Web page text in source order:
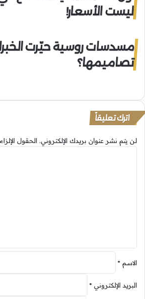
ليست الأسعار!
مسدسات روسية حيّرت
تصاميمها؟
اترك تعليقاً
لن يتم نشر عنوان بريدك الإلكتروني. الحقول
الاسم *
البريد الإلكتروني *